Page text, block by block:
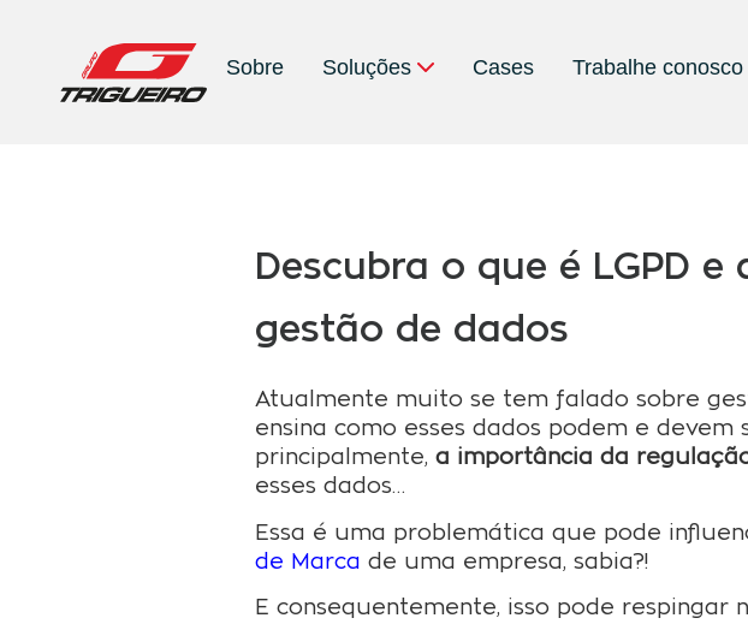
Sobre Soluções Cases Trabalhe conosco
Descubra o que é LGPD
gestão de dados
Atualmente muito se tem falado sobre
ensina como esses dados podem e devem
principalmente, a importância da
esses dados…
Essa é uma problemática que pode
de Marca de uma empresa, sabia?!
E consequentemente, isso pode respingar